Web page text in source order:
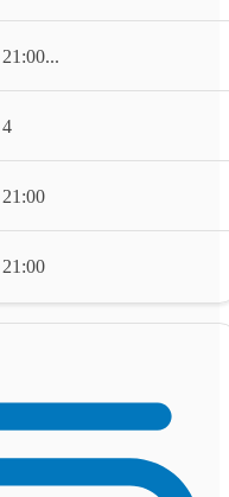
21:00...
4
21:00
21:00